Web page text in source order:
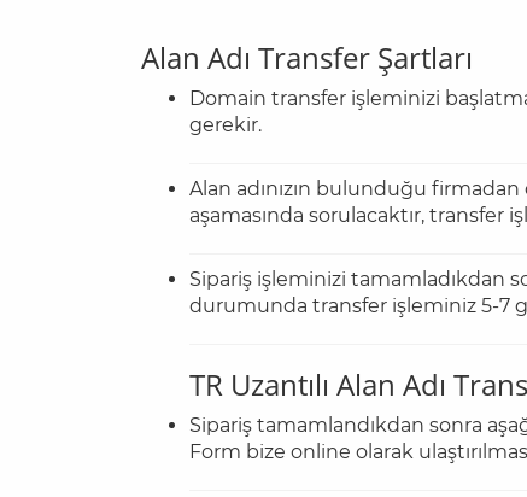
Alan Adı Transfer Şartları
Domain transfer işleminizi
gerekir.
Alan adınızın bulunduğu
aşamasında sorulacaktır,
Sipariş işleminizi tamamladıkdan
durumunda transfer işleminiz 5-7
TR Uzantılı Alan Adı
Sipariş tamamlandıkdan sonra
Form bize online olarak